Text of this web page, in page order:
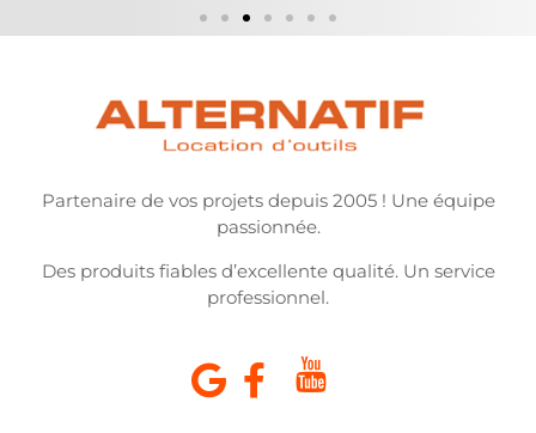
Partenaire de vos projets depuis 2005 ! Une équipe
passionnée.
Des produits fiables d’excellente qualité. Un service
professionnel.